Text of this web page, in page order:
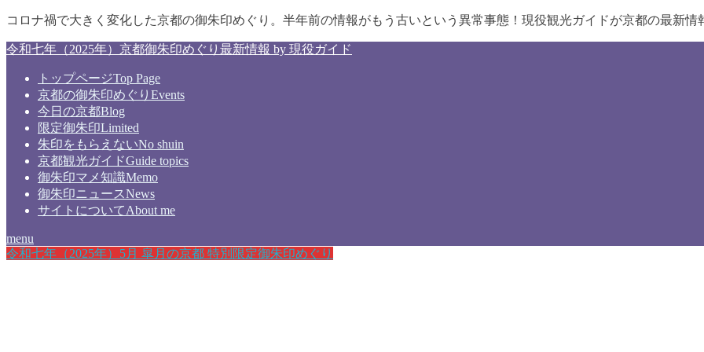
コロナ禍で大きく変化した京都の御朱印めぐり。半年前の情報がもう古いという異常事態！現役観光ガイドが京都の最新情
令和七年（2025年）京都御朱印めぐり最新情報 by 現役ガイド
トップページTop Page
京都の御朱印めぐり Events
今日の京都Blog
限定御朱印Limited
朱印をもらえないNo shuin
京都観光ガイドGuide topics
御朱印マメ知識Memo
御朱印ニュースNews
サイトについてAbout me
menu
令和七年（2025年）5月 皐月の京都 特別限定御朱印めぐり